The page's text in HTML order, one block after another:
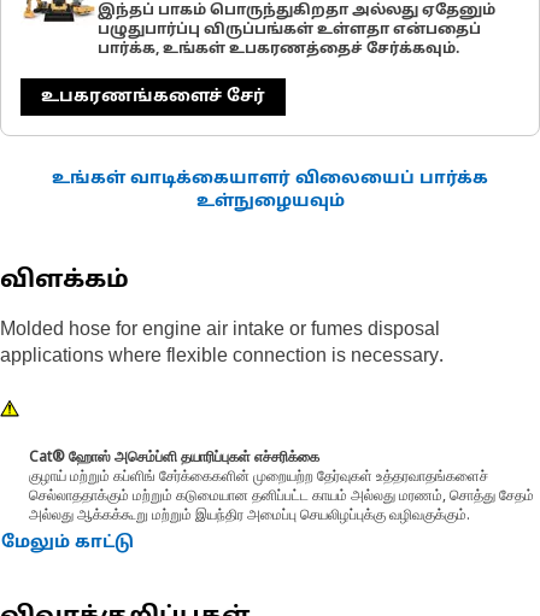
இந்தப் பாகம் பொருந்துகிறதா அல்லது ஏதேனும்
பழுதுபார்ப்பு விருப்பங்கள் உள்ளதா என்பதைப்
பார்க்க, உங்கள் உபகரணத்தைச் சேர்க்கவும்.
உபகரணங்களைச் சேர்
உங்கள் வாடிக்கையாளர் விலையைப் பார்க்க
உள்நுழையவும்
விளக்கம்
Molded hose for engine air intake or fumes disposal
applications where flexible connection is necessary.
Cat® ஹோஸ் அசெம்ப்ளி தயாரிப்புகள் எச்சரிக்கை
குழாய் மற்றும் கப்ளிங் சேர்க்கைகளின் முறையற்ற தேர்வுகள் உத்தரவாதங்களைச்
செல்லாததாக்கும் மற்றும் கடுமையான தனிப்பட்ட காயம் அல்லது மரணம், சொத்து சேதம்
அல்லது ஆக்கக்கூறு மற்றும் இயந்திர அமைப்பு செயலிழப்புக்கு வழிவகுக்கும்.
மேலும் காட்டு